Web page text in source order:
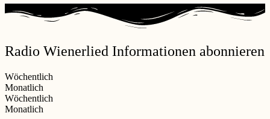
der
Produktseite
werden
weist
mehrere
Varianten
Die
Radio Wienerlied Informationen abonnieren
Wöchentlich
Monatlich
Wöchentlich
Monatlich